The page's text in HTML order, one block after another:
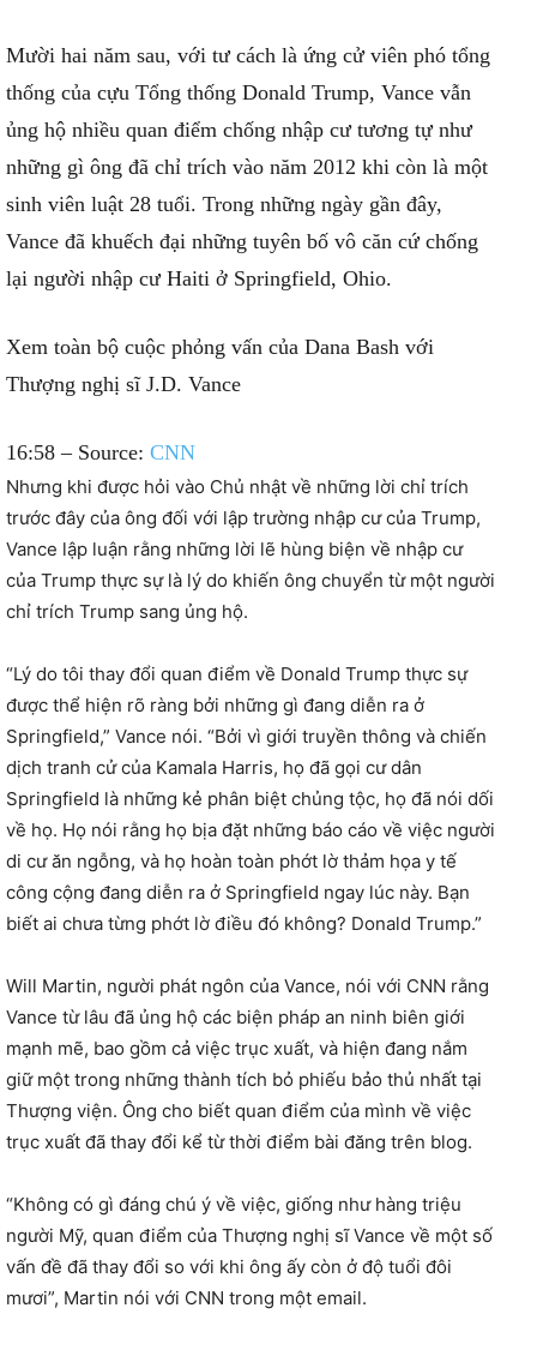
Mười hai năm sau, với tư cách là ứng cử viên phó tổng
thống của cựu Tổng thống Donald Trump, Vance vẫn
ủng hộ nhiều quan điểm chống nhập cư tương tự như
những gì ông đã chỉ trích vào năm 2012 khi còn là một
sinh viên luật 28 tuổi. Trong những ngày gần đây,
Vance đã khuếch đại những tuyên bố vô căn cứ chống
lại người nhập cư Haiti ở Springfield, Ohio.
Xem toàn bộ cuộc phỏng vấn của Dana Bash với
Thượng nghị sĩ J.D. Vance
16:58– Source: CNN
Nhưng khi được hỏi vào Chủ nhật về những lời chỉ trích
trước đây của ông đối với lập trường nhập cư của Trump,
Vance lập luận rằng những lời lẽ hùng biện về nhập cư
của Trump thực sự là lý do khiến ông chuyển từ một người
chỉ trích Trump sang ủng hộ.
“Lý do tôi thay đổi quan điểm về Donald Trump thực sự
được thể hiện rõ ràng bởi những gì đang diễn ra ở
Springfield,” Vance nói. “Bởi vì giới truyền thông và chiến
dịch tranh cử của Kamala Harris, họ đã gọi cư dân
Springfield là những kẻ phân biệt chủng tộc, họ đã nói dối
về họ. Họ nói rằng họ bịa đặt những báo cáo về việc người
di cư ăn ngỗng, và họ hoàn toàn phớt lờ thảm họa y tế
công cộng đang diễn ra ở Springfield ngay lúc này. Bạn
biết ai chưa từng phớt lờ điều đó không? Donald Trump.”
Will Martin, người phát ngôn của Vance, nói với CNN rằng
Vance từ lâu đã ủng hộ các biện pháp an ninh biên giới
mạnh mẽ, bao gồm cả việc trục xuất, và hiện đang nắm
giữ một trong những thành tích bỏ phiếu bảo thủ nhất tại
Thượng viện. Ông cho biết quan điểm của mình về việc
trục xuất đã thay đổi kể từ thời điểm bài đăng trên blog.
“Không có gì đáng chú ý về việc, giống như hàng triệu
người Mỹ, quan điểm của Thượng nghị sĩ Vance về một số
vấn đề đã thay đổi so với khi ông ấy còn ở độ tuổi đôi
mươi”, Martin nói với CNN trong một email.